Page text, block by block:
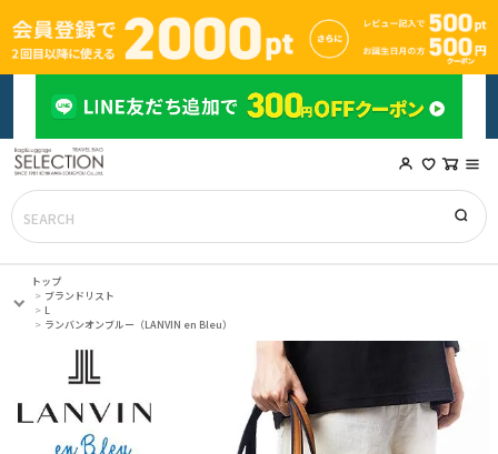
トップ
ブランドリスト
L
ランバンオンブルー（LANVIN en Bleu）